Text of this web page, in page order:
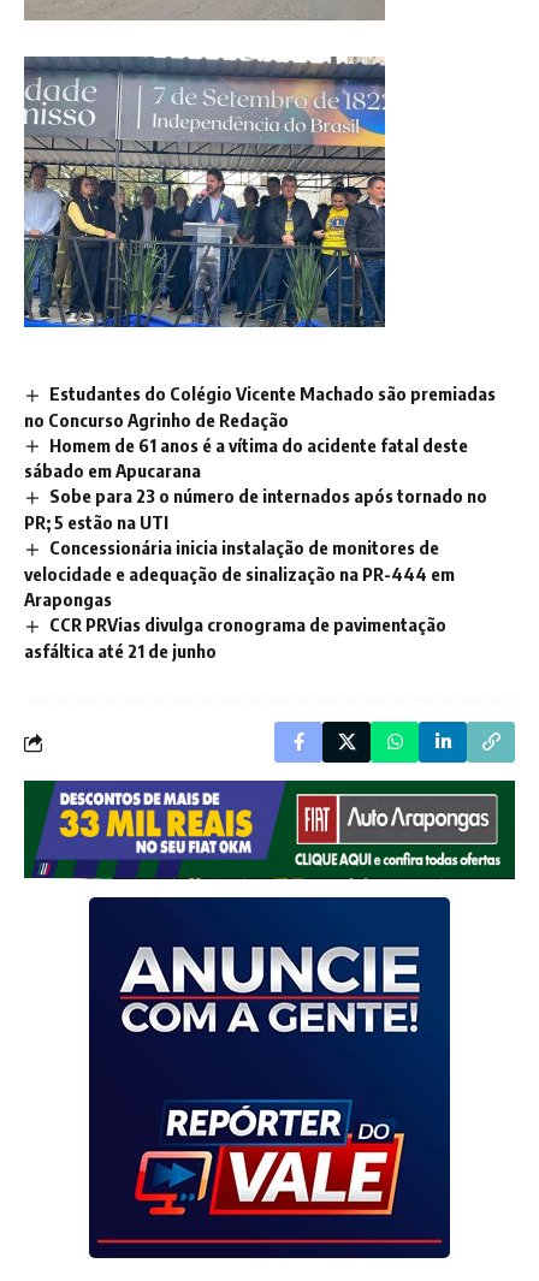
Estudantes do Colégio Vicente Machado são premiadas
no Concurso Agrinho de Redação
Homem de 61 anos é a vítima do acidente fatal deste
sábado em Apucarana
Sobe para 23 o número de internados após tornado no
PR; 5 estão na UTI
Concessionária inicia instalação de monitores de
velocidade e adequação de sinalização na PR-444 em
Arapongas
CCR PRVias divulga cronograma de pavimentação
asfáltica até 21 de junho